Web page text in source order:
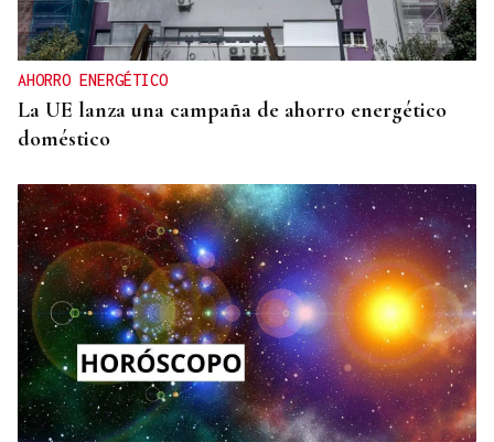
AHORRO ENERGÉTICO
La UE lanza una campaña de ahorro energético
doméstico